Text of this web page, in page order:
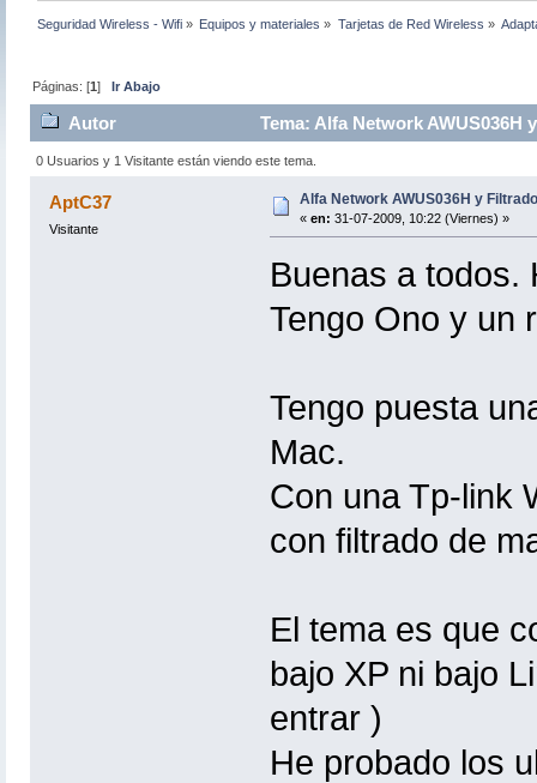
Seguridad Wireless - Wifi » Equipos y materiales » Tarjetas de Red Wireless »
Páginas: [1]Ir Abajo
Autor Tema: Alfa Network
0 Usuarios y 1 Visitante están viendo este tema.
AptC37
Visitante
Alfa Network AWUS036H y
« en: 31-07-2009, 10:22 (Viernes) »
Buenas a todos.
Tengo Ono y un
Tengo puesta
Mac.
Con una Tp-link
con filtrado de
El tema es que
bajo XP ni bajo
entrar )
He probado los